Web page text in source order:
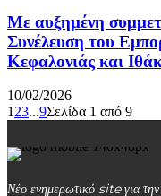
Με αυξημένη
Συνέλευση του
Κεφαλονιάς και
10/02/2026
1 23...9Σελίδα 1 από 9
Νέο ενημερωτικό site για